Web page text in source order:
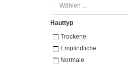
Hauttyp
Trockene
Empfindliche
Normale